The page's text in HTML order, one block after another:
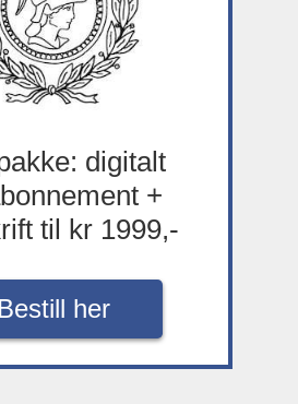
digitalt
+
til kr 1999,-
Bestill her